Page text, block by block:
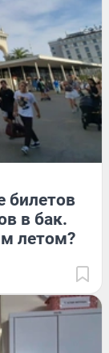
билетов
в бак.
летом?